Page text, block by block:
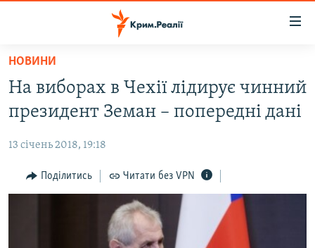
Перейти
основного
матеріалу
Перейти
до
навігації
Перейти
ВОДА.КРИМ
ВІДЕО ТА ФОТО
ПОЛІТИКА
БЛОГИ
НОВИНИ
На виборах в Чехії лідирує чинний
президент Земан – попередні дані
13 січень 2018, 19:18
Поділитись Читати без VPN